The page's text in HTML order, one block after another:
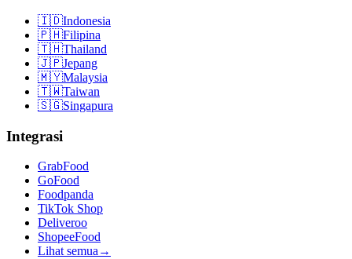
🇮🇩Indonesia
🇵🇭Filipina
🇹🇭Thailand
🇯🇵Jepang
🇲🇾Malaysia
🇹🇼Taiwan
🇸🇬Singapura
Integrasi
GrabFood
GoFood
Foodpanda
TikTok Shop
Deliveroo
ShopeeFood
Lihat semua→